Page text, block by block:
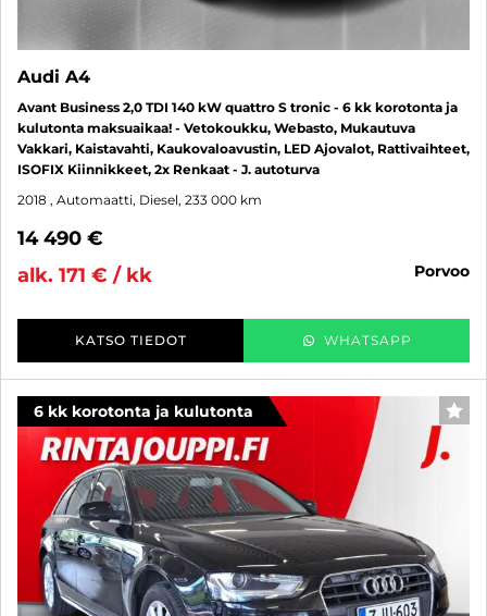
Audi A4
Avant Business 2,0 TDI 140 kW quattro S tronic - 6 kk korotonta ja
kulutonta maksuaikaa! - Vetokoukku, Webasto, Mukautuva
Vakkari, Kaistavahti, Kaukovaloavustin, LED Ajovalot, Rattivaihteet,
ISOFIX Kiinnikkeet, 2x Renkaat - J. autoturva
2018 , Automaatti, Diesel, 233 000 km
14 490 €
alk. 171 € / kk
porvoo
KATSO TIEDOT WHATSAPP
6 kk korotonta ja kulutonta